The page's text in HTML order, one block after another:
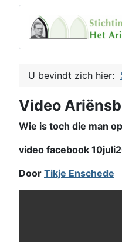
U bevindt zich hier:
Video
Wie is toch die man
video facebook
Door Tikje Enschede